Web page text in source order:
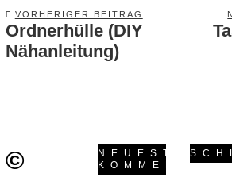
VORHERIGER BEITRAG
Previous
post:
Ordnerhülle (DIY
Nähanleitung)
©
NEUESTE
KOMMENTARE